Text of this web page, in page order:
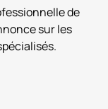
de
sur les